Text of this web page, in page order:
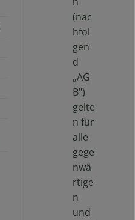
(nac
hfol
gen
d
„AG
B")
gelte
n für
alle
gege
nwä
rtige
n
und